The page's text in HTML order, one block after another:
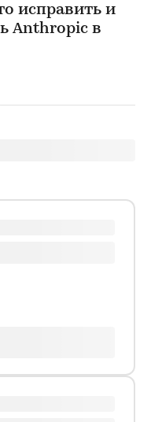
исправить и
Anthropic в